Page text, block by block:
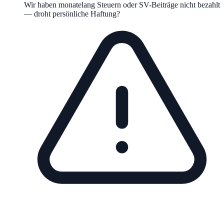
Wir haben monatelang Steuern oder SV-Beiträge nicht bezahlt
— droht persönliche Haftung?